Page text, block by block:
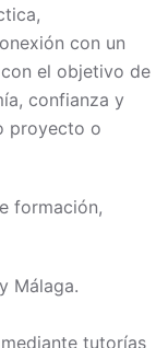
con un
el objetivo de
confianza y
proyecto o
formación,
Málaga.
tutorías